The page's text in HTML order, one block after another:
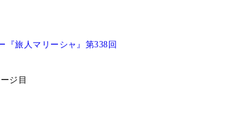
『旅人マリーシャ』第338回
ジ目